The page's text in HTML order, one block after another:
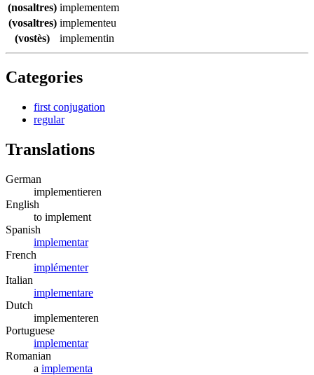
(nosaltres) implementem
(vosaltres) implementeu
(vostès)
implementin
Categories
first conjugation
regular
Translations
German
implementieren
English
to implement
Spanish
implementar
French
implémenter
Italian
implementare
Dutch
implementeren
Portuguese
implementar
Romanian
a implementa